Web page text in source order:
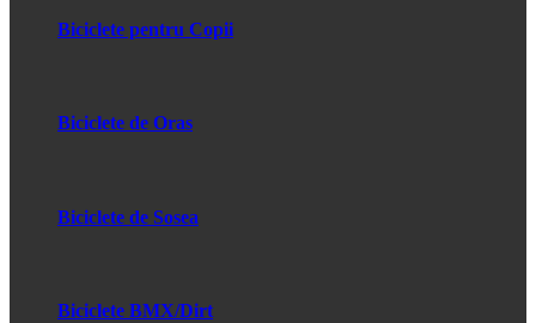
Biciclete pentru Copii
Biciclete de Oras
Biciclete de Sosea
Biciclete BMX/Dirt